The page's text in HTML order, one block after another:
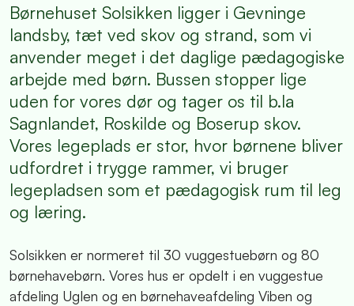
Børnehuset Solsikken ligger i Gevninge
landsby, tæt ved skov og strand, som vi
anvender meget i det daglige pædagogiske
arbejde med børn. Bussen stopper lige
uden for vores dør og tager os til b.la
Sagnlandet, Roskilde og Boserup skov.
Vores legeplads er stor, hvor børnene bliver
udfordret i trygge rammer, vi bruger
legepladsen som et pædagogisk rum til leg
og læring.
Solsikken er normeret til 30 vuggestuebørn og 80
børnehavebørn. Vores hus er opdelt i en vuggestue
afdeling Uglen og en børnehaveafdeling Viben og